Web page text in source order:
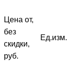
Цена от,
без
скидки,
руб.
Ед.изм.